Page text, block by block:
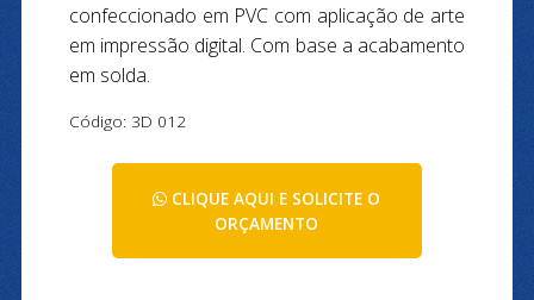
confeccionado em PVC com aplicação de arte
em impressão digital. Com base a acabamento
em solda.
Código: 3D 012
CLIQUE AQUI E SOLICITE O
ORÇAMENTO